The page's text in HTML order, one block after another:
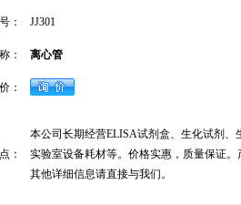
： JJ301
： 离心管
：
：
本公司长期经营ELISA试剂盒、生化试剂、
实验室设备耗材等。价格实惠，质量保证。
其他详细信息请直接与我们。